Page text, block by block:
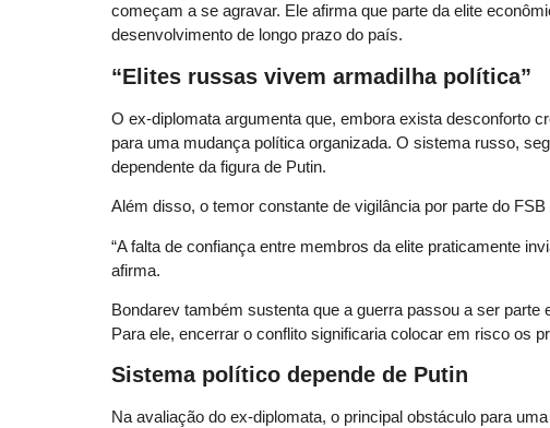
começam a se agravar. Ele afirma que parte da elite
desenvolvimento de longo prazo do país.
“Elites russas vivem armadilha política”
O ex-diplomata argumenta que, embora exista desconforto
para uma mudança política organizada. O sistema russo,
dependente da figura de Putin.
Além disso, o temor constante de vigilância por parte do
“A falta de confiança entre membros da elite praticamente
afirma.
Bondarev também sustenta que a guerra passou a ser
Para ele, encerrar o conflito significaria colocar em risco os
Sistema político depende de Putin
Na avaliação do ex-diplomata, o principal obstáculo para